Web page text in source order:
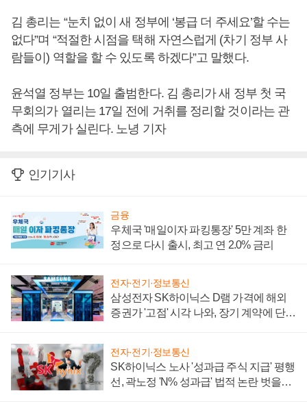
김 총리는 “눈치 없이 새 정부에 ‘봉급 더 주세요’할 수는
없다”며 “적절한 시점을 택해 자연스럽게 (차기 정부 사
람들이) 역할을 할 수 있도록 하겠다”고 말했다.
윤석열 정부는 10일 출범한다. 김 총리가 새 정부 첫 국
무회의가 열리는 17일 전에 거취를 정리할 것이라는 관
측에 무게가 실린다. 노녕 기자
인기기사
금융
우체국 '매일이자 파킹통장' 5만 계좌 한
정으로 다시 출시, 최고 연 2.0% 금리
전자·전기·정보통신
삼성전자 SK하이닉스 D램 가격에 해외
증권가 '고점' 시각 나와, 장기 계약에 단점
전자·전기·정보통신
SK하이닉스 노사 '성과급 주식 지급' 평행
선, 곽노정 'N% 성과급' 법적 논란 벗을지